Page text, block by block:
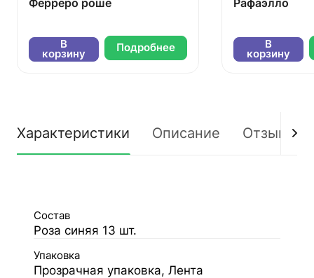
Ферреро роше
В
корзину Подробнее
Рафаэлло
В
корзину
Характеристики Описание Отзывы
Состав
Роза синяя 13 шт.
Упаковка
Прозрачная упаковка, Лента